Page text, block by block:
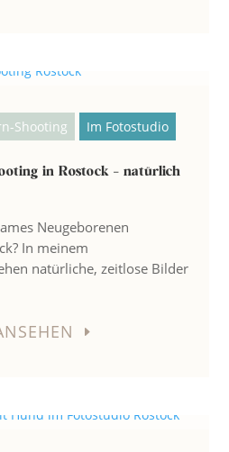
Shooting Im Fotostudio
in Rostock – natürlich
Neugeborenen
In meinem
natürliche, zeitlose Bilder